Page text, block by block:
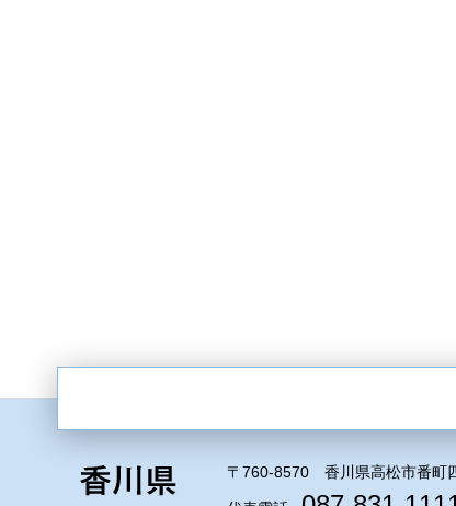
〒760-8570 香川県高松市番町